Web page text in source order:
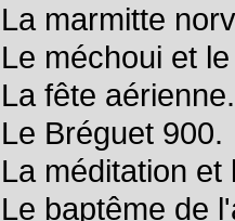
La marmitte
Le méchoui et
La fête aérienne.
Le Bréguet 900.
La méditation et
Le baptême de